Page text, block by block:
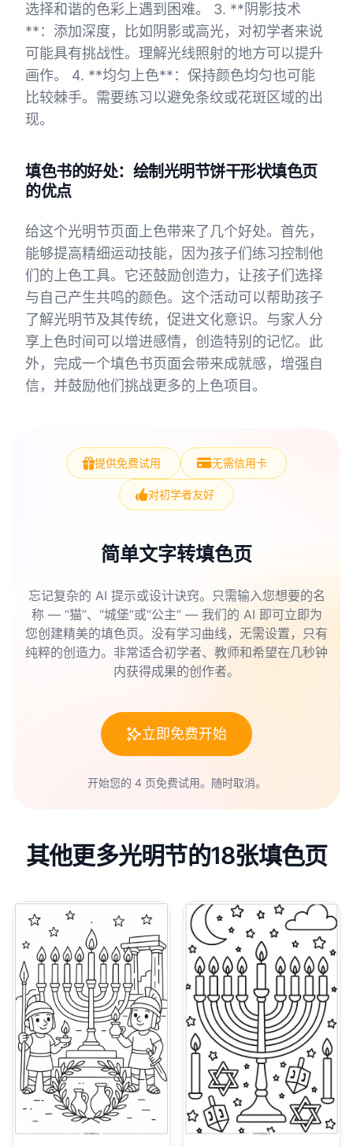
选择和谐的色彩上遇到困难。 3. **阴影技术
**：添加深度，比如阴影或高光，对初学者来说
可能具有挑战性。理解光线照射的地方可以提升
画作。 4. **均匀上色**：保持颜色均匀也可能
比较棘手。需要练习以避免条纹或花斑区域的出
现。
填色书的好处：绘制光明节饼干形状填色页
的优点
给这个光明节页面上色带来了几个好处。首先，
能够提高精细运动技能，因为孩子们练习控制他
们的上色工具。它还鼓励创造力，让孩子们选择
与自己产生共鸣的颜色。这个活动可以帮助孩子
了解光明节及其传统，促进文化意识。与家人分
享上色时间可以增进感情，创造特别的记忆。此
外，完成一个填色书页面会带来成就感，增强自
信，并鼓励他们挑战更多的上色项目。
提供免费试用 无需信用卡
对初学者友好
简单文字转填色页
忘记复杂的 AI 提示或设计诀窍。只需输入您想要的名
称 — “猫”、“城堡”或“公主” — 我们的 AI 即可立即为
您创建精美的填色页。没有学习曲线，无需设置，只有
纯粹的创造力。非常适合初学者、教师和希望在几秒钟
内获得成果的创作者。
立即免费开始
开始您的 4 页免费试用。随时取消。
其他更多光明节的18张填色页